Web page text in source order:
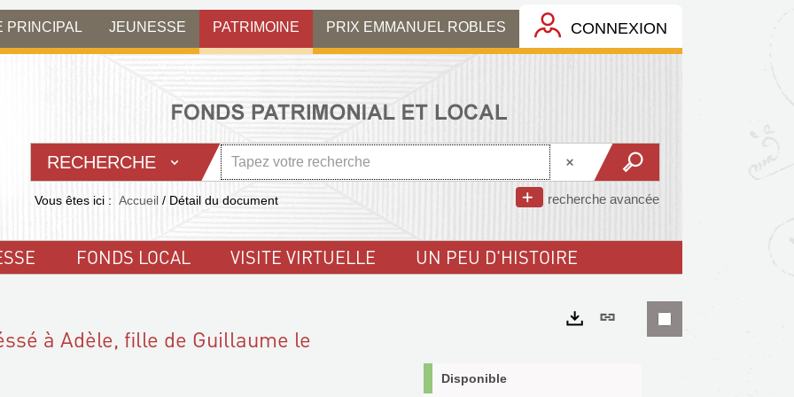
PRINCIPAL JEUNESSE PATRIMOINE PRIX EMMANUEL ROBLES CONNEXION
RECHERCHE
recherche avancée
Vous êtes ici : Accueil / Détail du document
FONDS LOCAL VISITE VIRTUELLE UN PEU D'HISTOIRE
à Adèle, fille de Guillaume le
Lien
Disponible